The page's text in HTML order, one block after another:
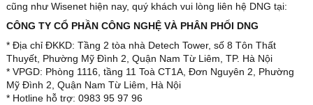
cũng như Wisenet hiện nay, quý khách vui lòng liên hệ DNG tại:
CÔNG TY CỔ PHẦN CÔNG NGHỆ VÀ PHÂN PHỐI DNG
* Địa chỉ ĐKKD: Tầng 2 tòa nhà Detech Tower, số 8 Tôn Thất
Thuyết, Phường Mỹ Đình 2, Quận Nam Từ Liêm, TP. Hà Nội
* VPGD: Phòng 1116, tầng 11 Toà CT1A, Đơn Nguyên 2, Phường
Mỹ Đình 2, Quận Nam Từ Liêm, Hà Nội
* Hotline hỗ trợ: 0983 95 97 96